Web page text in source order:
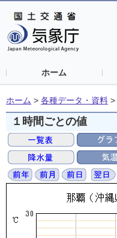
ホーム
ホーム > 各種データ・資料 >
１時間ごとの値